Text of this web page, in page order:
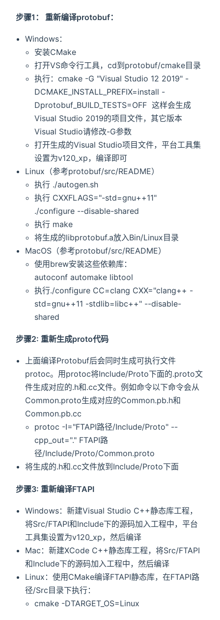
步骤1： 重新编译protobuf：
Windows：
安装CMake
打开VS命令行工具，cd到protobuf/cmake目录
执行：cmake -G "Visual Studio 12 2019" -
DCMAKE_INSTALL_PREFIX=install -
Dprotobuf_BUILD_TESTS=OFF 这样会生成
Visual Studio 2019的项目文件，其它版本
Visual Studio请修改-G参数
打开生成的Visual Studio项目文件，平台工具集
设置为v120_xp，编译即可
Linux（参考protobuf/src/README）
执行 ./autogen.sh
执行 CXXFLAGS="-std=gnu++11"
./configure --disable-shared
执行 make
将生成的libprotobuf.a放入Bin/Linux目录
MacOS（参考protobuf/src/README）
使用brew安装这些依赖库：
autoconf automake libtool
执行./configure CC=clang CXX="clang++ -
std=gnu++11 -stdlib=libc++" --disable-
shared
步骤2: 重新生成proto代码
上面编译Protobuf后会同时生成可执行文件
protoc。用protoc将Include/Proto下面的.proto文
件生成对应的.h和.cc文件。例如命令以下命令会从
Common.proto生成对应的Common.pb.h和
Common.pb.cc
protoc -I="FTAPI路径/Include/Proto" --
cpp_out="." FTAPI路
径/Include/Proto/Common.proto
将生成的.h和.cc文件放到Include/Proto下面
步骤3: 重新编译FTAPI
Windows：新建Visual Studio C++静态库工程，
将Src/FTAPI和Include下的源码加入工程中，平台
工具集设置为v120_xp，然后编译
Mac：新建XCode C++静态库工程，将Src/FTAPI
和Include下的源码加入工程中，然后编译
Linux：使用CMake编译FTAPI静态库，在FTAPI路
径/Src目录下执行：
cmake -DTARGET_OS=Linux